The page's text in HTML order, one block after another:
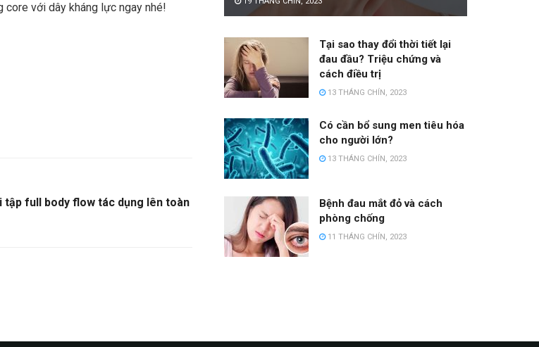
core với dây kháng lực ngay nhé!
tập full body flow tác dụng lên toàn
Tại sao thay đổi thời tiết lại
đau đầu? Triệu chứng và
cách điều trị
13 THÁNG CHÍN, 2023
Có cần bổ sung men tiêu hóa
cho người lớn?
13 THÁNG CHÍN, 2023
Bệnh đau mắt đỏ và cách
phòng chống
11 THÁNG CHÍN, 2023